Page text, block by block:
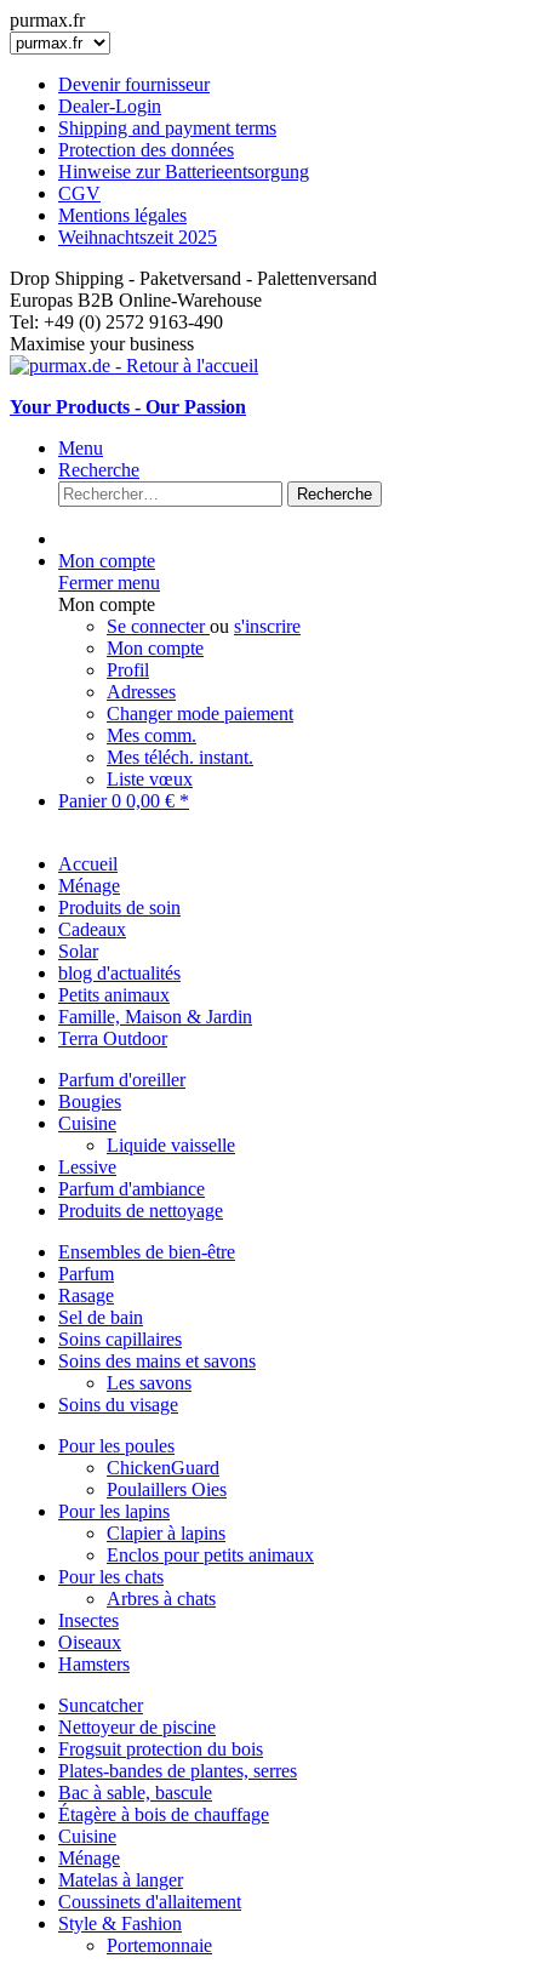
purmax.fr
Devenir fournisseur
Dealer-Login
Shipping and payment terms
Protection des données
Hinweise zur Batterieentsorgung
CGV
Mentions légales
Weihnachtszeit 2025
Drop Shipping - Paketversand - Palettenversand
Europas B2B Online-Warehouse
Tel: +49 (0) 2572 9163-490
Maximise your business
Your Products - Our Passion
Menu
Recherche
Recherche
Mon compte
Fermer menu
Mon compte
Se connecterou s'inscrire
Mon compte
Profil
Adresses
Changer mode paiement
Mes comm.
Mes téléch. instant.
Liste vœux
Panier0 0,00 € *
Accueil
Ménage
Produits de soin
Cadeaux
Solar
blog d'actualités
Petits animaux
Famille, Maison & Jardin
Terra Outdoor
Parfum d'oreiller
Bougies
Cuisine
Liquide vaisselle
Lessive
Parfum d'ambiance
Produits de nettoyage
Ensembles de bien-être
Parfum
Rasage
Sel de bain
Soins capillaires
Soins des mains et savons
Les savons
Soins du visage
Pour les poules
ChickenGuard
Poulaillers Oies
Pour les lapins
Clapier à lapins
Enclos pour petits animaux
Pour les chats
Arbres à chats
Insectes
Oiseaux
Hamsters
Suncatcher
Nettoyeur de piscine
Frogsuit protection du bois
Plates-bandes de plantes, serres
Bac à sable, bascule
Étagère à bois de chauffage
Cuisine
Ménage
Matelas à langer
Coussinets d'allaitement
Style & Fashion
Portemonnaie